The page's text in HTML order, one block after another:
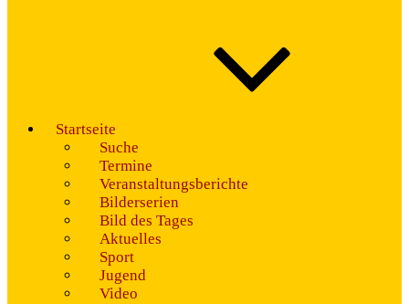
Startseite
Suche
Termine
Veranstaltungsberichte
Bilderserien
Bild des Tages
Aktuelles
Sport
Jugend
Video